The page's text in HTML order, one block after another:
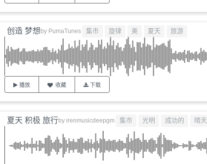
创造 梦想by PumaTunes 集市 旋律 美 夏天 旅游
播放 收藏 下载
夏天 积极 旅行by irenmusicdeepgm 集市 光明 成功的 晴天